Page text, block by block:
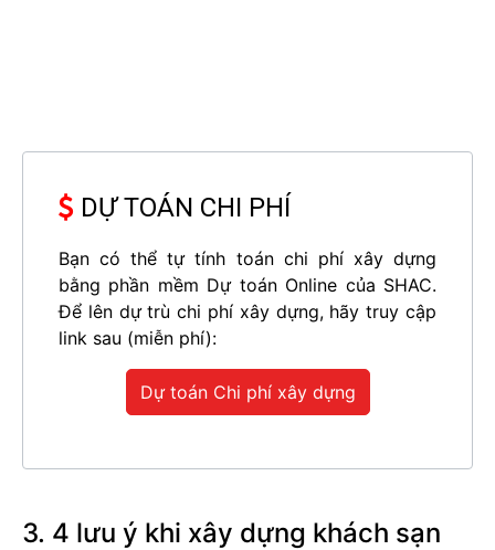
DỰ TOÁN CHI PHÍ
Bạn có thể tự tính toán chi phí xây dựng
bằng phần mềm Dự toán Online của SHAC.
Để lên dự trù chi phí xây dựng, hãy truy cập
link sau (miễn phí):
Dự toán Chi phí xây dựng
3. 4 lưu ý khi xây dựng khách sạn